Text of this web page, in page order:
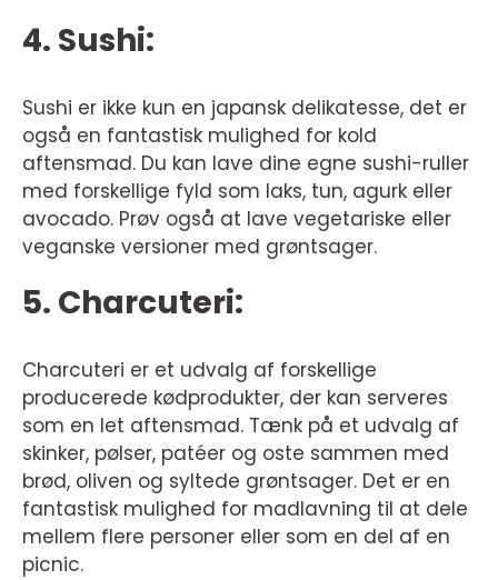
4. Sushi:
Sushi er ikke kun en japansk delikatesse, det er
også en fantastisk mulighed for kold
aftensmad. Du kan lave dine egne sushi-ruller
med forskellige fyld som laks, tun, agurk eller
avocado. Prøv også at lave vegetariske eller
veganske versioner med grøntsager.
5. Charcuteri:
Charcuteri er et udvalg af forskellige
producerede kødprodukter, der kan serveres
som en let aftensmad. Tænk på et udvalg af
skinker, pølser, patéer og oste sammen med
brød, oliven og syltede grøntsager. Det er en
fantastisk mulighed for madlavning til at dele
mellem flere personer eller som en del af en
picnic.